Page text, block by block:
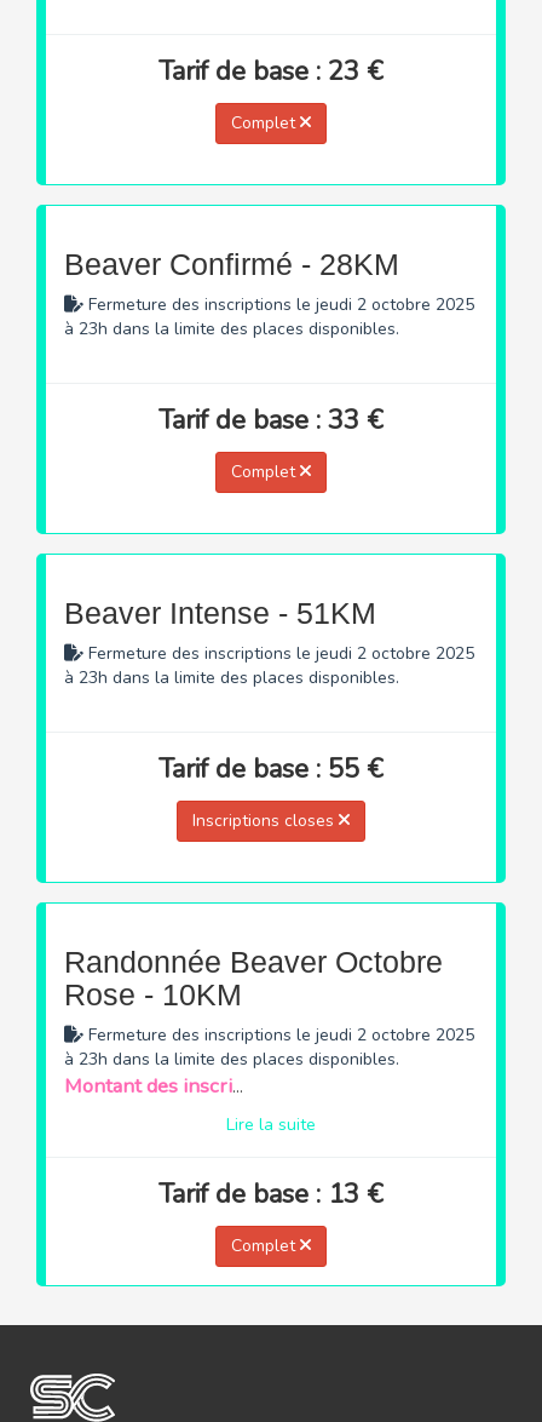
Tarif de base : 23 €
Complet
Beaver Confirmé - 28KM
Fermeture des inscriptions le jeudi 2 octobre 2025
à 23h dans la limite des places disponibles.
Tarif de base : 33 €
Complet
Beaver Intense - 51KM
Fermeture des inscriptions le jeudi 2 octobre 2025
à 23h dans la limite des places disponibles.
Tarif de base : 55 €
Inscriptions closes
Randonnée Beaver Octobre
Rose - 10KM
Fermeture des inscriptions le jeudi 2 octobre 2025
à 23h dans la limite des places disponibles.
Montant des inscriptions de la randonnée reversée à 100% à la Ligue contre le Cancer.
Lire la suite
Tarif de base : 13 €
Complet